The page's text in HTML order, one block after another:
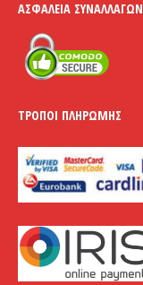
ΑΣΦΆΛΕΙΑ ΣΥΝΑΛΛΑΓΏΝ
ΤΡΌΠΟΙ ΠΛΗΡΩΜΉΣ